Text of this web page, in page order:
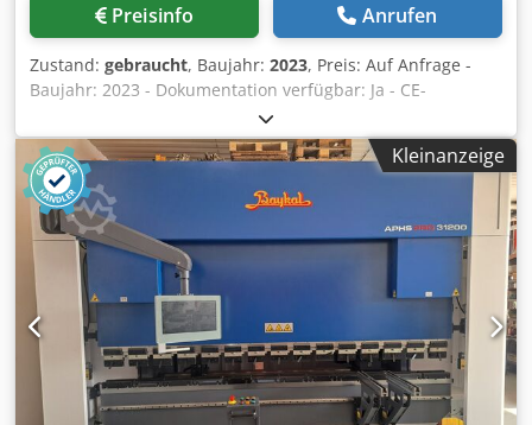
Preisinfo Anrufen
Zustand: gebraucht, Baujahr: 2023, Preis: Auf Anfrage -
Baujahr: 2023 - Dokumentation verfügbar: Ja - CE-
Kennzeichnung vorhanden: Ja - CE-Zertifikat vorhanden:
Nein - Betriebsstunden: 0 Djdpezcmrkjfx Alieck -
Ansteuerung: CNC - Presskraft [ton]: 240 - Max.
Arbeitsbreite [mm]: 4100 - Ständerabstand [mm]: 3600 -
Ausladung [mm]: 410 - Hinteranschlagtiefe [mm]: 750 -
Max. Hub [mm]: 260 - Steuerungstyp: Delem DA-69T
Finanzielle Informationen Mehrwertsteuer: Der
angegebene Preis versteht sich zzgl. Mehrwertsteuer
Mehrwertsteuer/Differenzbesteuerung: Mehrwertsteuer
abzugsfähig für Unternehmer Lieferung und
Inzahlungnahme jederzeit möglich für alles aus dem
Industriebereich Lukas van Rossum
Kleinanzeige